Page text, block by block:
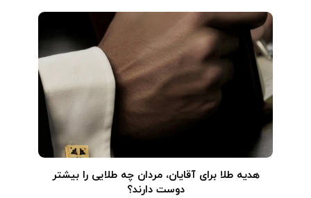
هدیه طلا برای آقایان، مردان چه طلایی را بیشتر
دوست دارند؟